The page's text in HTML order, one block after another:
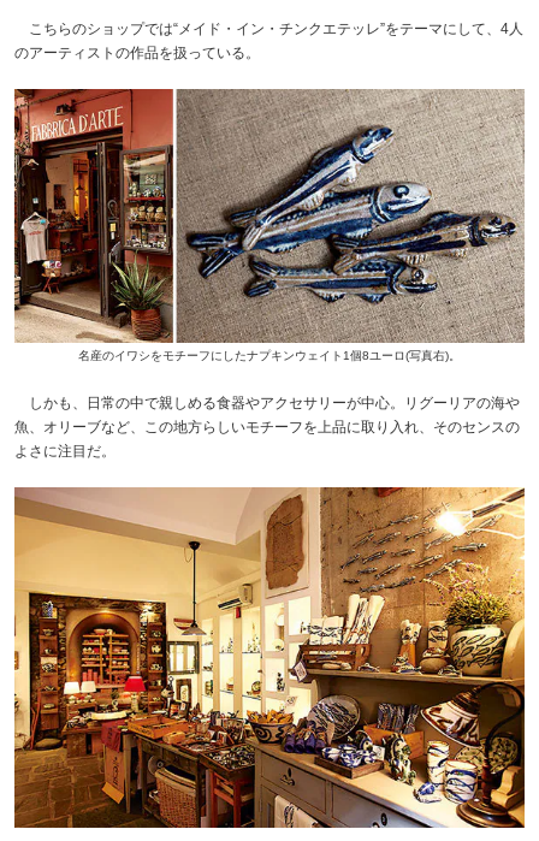
こちらのショップでは“メイド・イン・チンクエテッレ”をテーマにして、4人
のアーティストの作品を扱っている。
名産のイワシをモチーフにしたナプキンウェイト1個8ユーロ(写真右)。
しかも、日常の中で親しめる食器やアクセサリーが中心。リグーリアの海や
魚、オリーブなど、この地方らしいモチーフを上品に取り入れ、そのセンスの
よさに注目だ。